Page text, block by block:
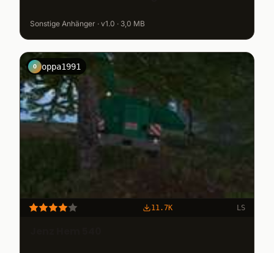
Sonstige Anhänger · v1.0 · 3,0 MB
O oppa1991
11.7K LS